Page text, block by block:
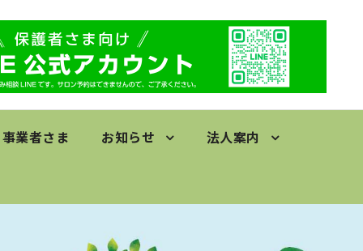
事業者さま お知らせ 法人案内